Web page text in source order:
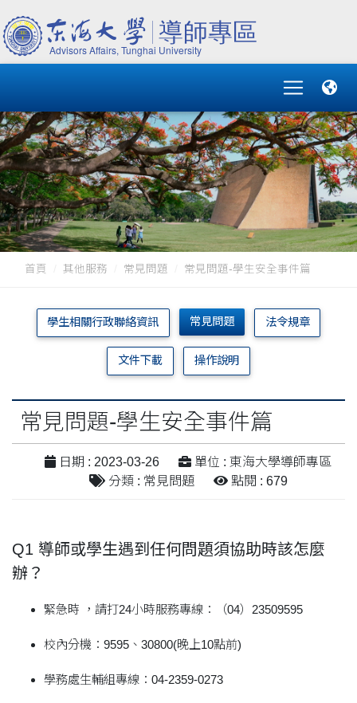
首頁 其他服務 常見問題 常見問題-學生安全事件篇
學生相關行政聯絡資訊 常見問題 法令規章
文件下載 操作說明
常見問題-學生安全事件篇
日期 : 2023-03-26
單位 : 東海大學導師專區
分類 : 常見問題
點閱 : 679
Q1 導師或學生遇到任何問題須協助時該怎麼
辦？
緊急時 ，請打24小時服務專線：（04）23509595
校內分機：9595、30800(晚上10點前)
學務處生輔組專線：04-2359-0273